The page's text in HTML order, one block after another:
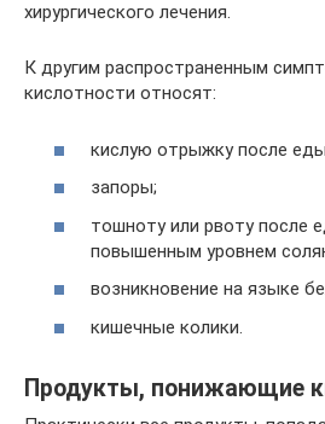
хирургического лечения.
К другим распространенным
кислотности относят:
кислую отрыжку после
запоры;
тошноту или рвоту после
повышенным уровнем
возникновение на языке
кишечные колики.
Продукты, понижающие